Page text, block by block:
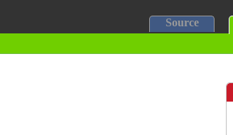
Source